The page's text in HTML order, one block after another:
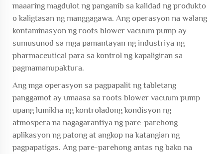
maaaring magdulot ng panganib sa kalidad ng produkto
o kaligtasan ng manggagawa. Ang operasyon na walang
kontaminasyon ng roots blower vacuum pump ay
sumusunod sa mga pamantayan ng industriya ng
pharmaceutical para sa kontrol ng kapaligiran sa
pagmamanupaktura.
Ang mga operasyon sa pagpapalit ng tabletang
panggamot ay umaasa sa roots blower vacuum pump
upang lumikha ng kontroladong kondisyon ng
atmospera na nagagarantiya ng pare-parehong
aplikasyon ng patong at angkop na katangian ng
pagpapatigas. Ang pare-parehong antas ng bako na